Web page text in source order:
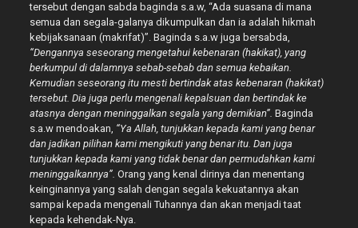
tersebut dengan sabda baginda s.a.w, “Ada suasana di mana
semua dan segala-galanya dikumpulkan dan ia adalah hikmah
kebijaksanaan (makrifat)”. Baginda s.a.w juga bersabda,
“Dengannya seseorang mengetahui kebenaran (hakikat), yang
berkumpul di dalamnya sebab-sebab dan semua kebaikan.
Kemudian seseorang itu mesti bertindak atas kebenaran (hakikat)
tersebut. Dia juga perlu mengenali kepalsuan dan bertindak ke
atasnya dengan meninggalkan segala yang demikian”. Baginda
s.a.w mendoakan, “Ya Allah, tunjukkan kepada kami yang benar
dan jadikan pilihan kami mengikuti yang benar itu. Dan juga
tunjukkan kepada kami yang tidak benar dan permudahkan kami
meninggalkannya”. Orang yang kenal dirinya dan menentang
keinginannya yang salah dengan segala kekuatannya akan
sampai kepada mengenali Tuhannya dan akan menjadi taat
kepada kehendak-Nya.